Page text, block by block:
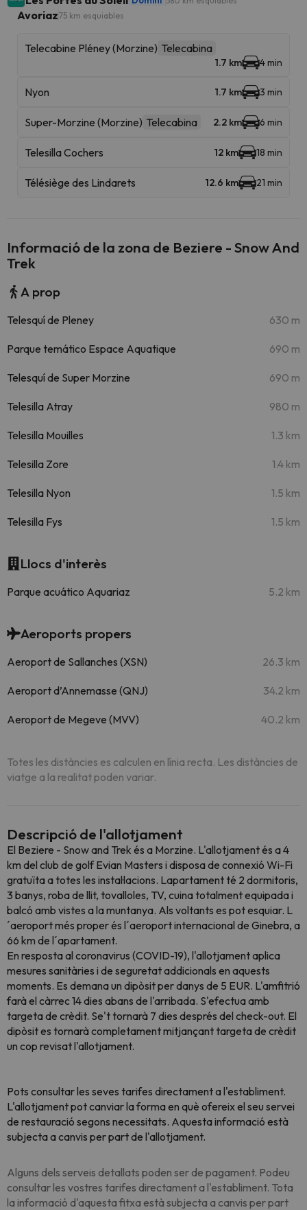
Avoriaz75 km esquiables
Telecabine Pléney (Morzine) Telecabina
1.7 km 4 min
Nyon 1.7 km 3 min
Super-Morzine (Morzine) Telecabina 2.2 km 6 min
Telesilla Cochers 12 km 18 min
Télésiège des Lindarets 12.6 km 21 min
Informació de la zona de Beziere - Snow And
Trek
A prop
Telesquí de Pleney 630 m
Parque temático Espace Aquatique 690 m
Telesquí de Super Morzine 690 m
Telesilla Atray 980 m
Telesilla Mouilles 1.3 km
Telesilla Zore 1.4 km
Telesilla Nyon 1.5 km
Telesilla Fys 1.5 km
Llocs d'interès
Parque acuático Aquariaz 5.2 km
Aeroports propers
Aeroport de Sallanches (XSN) 26.3 km
Aeroport d’Annemasse (QNJ) 34.2 km
Aeroport de Megeve (MVV) 40.2 km
Totes les distàncies es calculen en línia recta. Les distàncies de
viatge a la realitat poden variar.
Descripció de l'allotjament
El Beziere - Snow and Trek és a Morzine. L'allotjament és a 4
km del club de golf Evian Masters i disposa de connexió Wi-Fi
gratuïta a totes les instal·lacions. Lapartament té 2 dormitoris,
3 banys, roba de llit, tovalloles, TV, cuina totalment equipada i
balcó amb vistes a la muntanya. Als voltants es pot esquiar. L
´aeroport més proper és l´aeroport internacional de Ginebra, a
66 km de l´apartament.
En resposta al coronavirus (COVID-19), l'allotjament aplica
mesures sanitàries i de seguretat addicionals en aquests
moments. Es demana un dipòsit per danys de 5 EUR. L'amfitrió
farà el càrrec 14 dies abans de l'arribada. S'efectua amb
targeta de crèdit. Se't tornarà 7 dies després del check-out. El
dipòsit es tornarà completament mitjançant targeta de crèdit
un cop revisat l'allotjament.
Pots consultar les seves tarifes directament a l'establiment.
L'allotjament pot canviar la forma en què ofereix el seu servei
de restauració segons necessitats. Aquesta informació està
subjecta a canvis per part de l'allotjament.
Alguns dels serveis detallats poden ser de pagament. Podeu
consultar les vostres tarifes directament a l'establiment. Tota
la informació d'aquesta fitxa està subjecta a canvis per part